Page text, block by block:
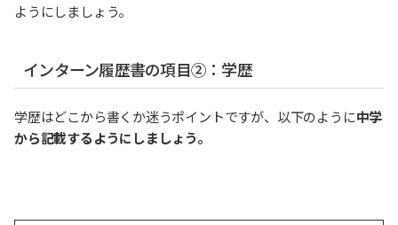
ようにしましょう。
インターン履歴書の項目②：学歴
学歴はどこから書くか迷うポイントですが、以下のように中学
から記載するようにしましょう。